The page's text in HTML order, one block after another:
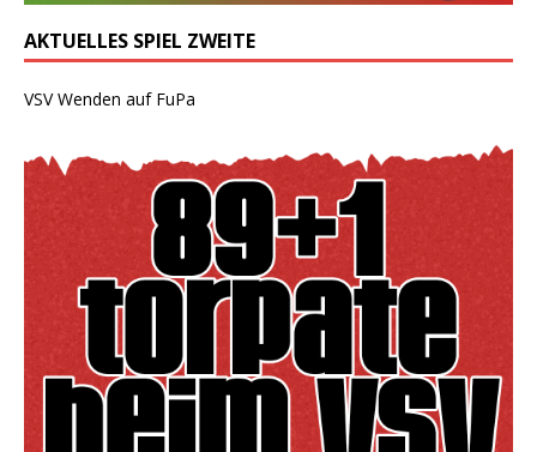
AKTUELLES SPIEL ZWEITE
VSV Wenden auf FuPa